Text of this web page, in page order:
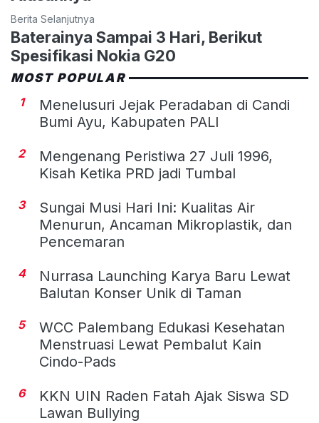
Berita Selanjutnya
Baterainya Sampai 3 Hari, Berikut
Spesifikasi Nokia G20
MOST POPULAR
1
Menelusuri Jejak Peradaban di Candi
Bumi Ayu, Kabupaten PALI
2
Mengenang Peristiwa 27 Juli 1996,
Kisah Ketika PRD jadi Tumbal
3
Sungai Musi Hari Ini: Kualitas Air
Menurun, Ancaman Mikroplastik, dan
Pencemaran
4
Nurrasa Launching Karya Baru Lewat
Balutan Konser Unik di Taman
5
WCC Palembang Edukasi Kesehatan
Menstruasi Lewat Pembalut Kain
Cindo-Pads
6
KKN UIN Raden Fatah Ajak Siswa SD
Lawan Bullying